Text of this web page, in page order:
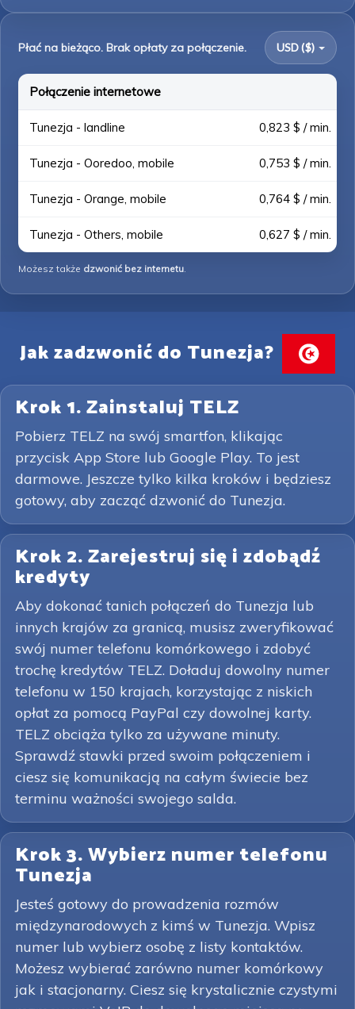
Płać na bieżąco. Brak opłaty za połączenie. USD ($)
Połączenie internetowe
Tunezja - landline 0,823 $ / min.
Tunezja - Ooredoo, mobile 0,753 $ / min.
Tunezja - Orange, mobile 0,764 $ / min.
Tunezja - Others, mobile 0,627 $ / min.
Możesz także dzwonić bez internetu.
Jak zadzwonić do Tunezja?
Krok 1. Zainstaluj TELZ
Pobierz TELZ na swój smartfon, klikając
przycisk App Store lub Google Play. To jest
darmowe. Jeszcze tylko kilka kroków i będziesz
gotowy, aby zacząć dzwonić do Tunezja.
Krok 2. Zarejestruj się i zdobądź
kredyty
Aby dokonać tanich połączeń do Tunezja lub
innych krajów za granicą, musisz zweryfikować
swój numer telefonu komórkowego i zdobyć
trochę kredytów TELZ. Doładuj dowolny numer
telefonu w 150 krajach, korzystając z niskich
opłat za pomocą PayPal czy dowolnej karty.
TELZ obciąża tylko za używane minuty.
Sprawdź stawki przed swoim połączeniem i
ciesz się komunikacją na całym świecie bez
terminu ważności swojego salda.
Krok 3. Wybierz numer telefonu
Tunezja
Jesteś gotowy do prowadzenia rozmów
międzynarodowych z kimś w Tunezja. Wpisz
numer lub wybierz osobę z listy kontaktów.
Możesz wybierać zarówno numer komórkowy
jak i stacjonarny. Ciesz się krystalicznie czystymi